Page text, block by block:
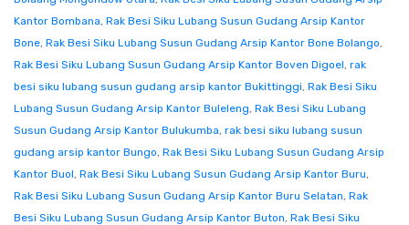
Kantor Bombana, Rak Besi Siku Lubang Susun Gudang Arsip Kantor
Bone, Rak Besi Siku Lubang Susun Gudang Arsip Kantor Bone Bolango,
Rak Besi Siku Lubang Susun Gudang Arsip Kantor Boven Digoel, rak
besi siku lubang susun gudang arsip kantor Bukittinggi, Rak Besi Siku
Lubang Susun Gudang Arsip Kantor Buleleng, Rak Besi Siku Lubang
Susun Gudang Arsip Kantor Bulukumba, rak besi siku lubang susun
gudang arsip kantor Bungo, Rak Besi Siku Lubang Susun Gudang Arsip
Kantor Buol, Rak Besi Siku Lubang Susun Gudang Arsip Kantor Buru,
Rak Besi Siku Lubang Susun Gudang Arsip Kantor Buru Selatan, Rak
Besi Siku Lubang Susun Gudang Arsip Kantor Buton, Rak Besi Siku